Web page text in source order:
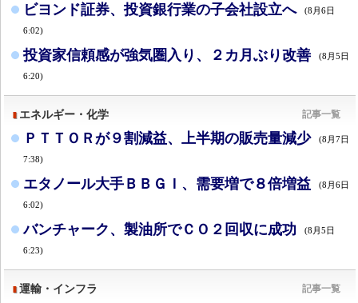
ビヨンド証券、投資銀行業の子会社設立へ (8月6日
6:02)
投資家信頼感が強気圏入り、２カ月ぶり改善 (8月5日
6:20)
エネルギー・化学 記事一覧
ＰＴＴＯＲが９割減益、上半期の販売量減少 (8月7日
7:38)
エタノール大手ＢＢＧＩ、需要増で８倍増益 (8月6日
6:02)
バンチャーク、製油所でＣＯ２回収に成功 (8月5日
6:23)
運輸・インフラ 記事一覧